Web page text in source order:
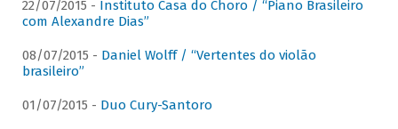
22/07/2015 - Instituto Casa do Choro / “Piano Brasileiro
com Alexandre Dias”
08/07/2015 - Daniel Wolff / “Vertentes do violão
brasileiro”
01/07/2015 - Duo Cury-Santoro